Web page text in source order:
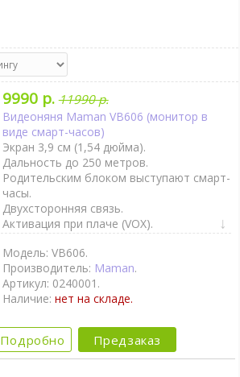
9990 р. 11990 р.
Видеоняня Maman VB606 (монитор в
виде смарт-часов)
Экран 3,9 см (1,54 дюйма).
Дальность до 250 метров.
Родительским блоком выступают смарт-
часы.
Двухсторонняя связь.
Активация при плаче (VOX).
Непрерывный мониторинг.
Вибросигнал при обнаружении звука
вокруг камеры..
Термометр.
Ночное видение.
Модель: VB606.
Производитель: Maman.
Артикул: 0240001.
Наличие:нет на складе.
Подробно Предзаказ